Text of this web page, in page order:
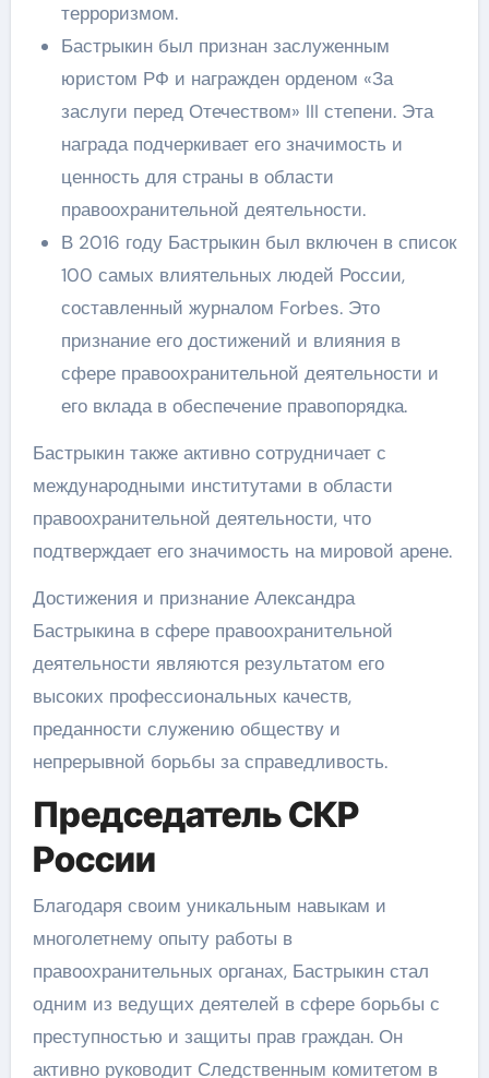
терроризмом.
Бастрыкин был признан заслуженным
юристом РФ и награжден орденом «За
заслуги перед Отечеством» III степени. Эта
награда подчеркивает его значимость и
ценность для страны в области
правоохранительной деятельности.
В 2016 году Бастрыкин был включен в список
100 самых влиятельных людей России,
составленный журналом Forbes. Это
признание его достижений и влияния в
сфере правоохранительной деятельности и
его вклада в обеспечение правопорядка.
Бастрыкин также активно сотрудничает с
международными институтами в области
правоохранительной деятельности, что
подтверждает его значимость на мировой арене.
Достижения и признание Александра
Бастрыкина в сфере правоохранительной
деятельности являются результатом его
высоких профессиональных качеств,
преданности служению обществу и
непрерывной борьбы за справедливость.
Председатель СКР
России
Благодаря своим уникальным навыкам и
многолетнему опыту работы в
правоохранительных органах, Бастрыкин стал
одним из ведущих деятелей в сфере борьбы с
преступностью и защиты прав граждан. Он
активно руководит Следственным комитетом в